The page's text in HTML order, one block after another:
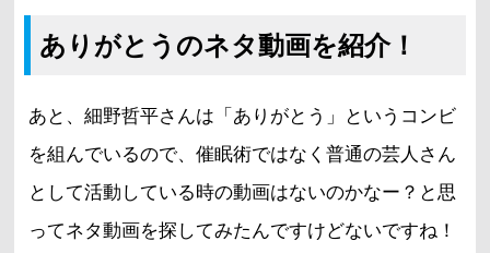
ありがとうのネタ動画を紹介！
あと、細野哲平さんは「ありがとう」というコンビ
を組んでいるので、催眠術ではなく普通の芸人さん
として活動している時の動画はないのかなー？と思
ってネタ動画を探してみたんですけどないですね！